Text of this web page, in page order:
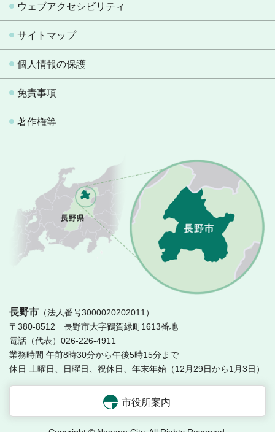
ウェブアクセシビリティ
サイトマップ
個人情報の保護
免責事項
著作権等
長野市 （法人番号3000020202011）
〒380-8512 長野市大字鶴賀緑町1613番地
電話（代表）026-226-4911
業務時間 午前8時30分から午後5時15分まで
休日 土曜日、日曜日、祝休日、年末年始（12月29日から1月3日）
市役所案内